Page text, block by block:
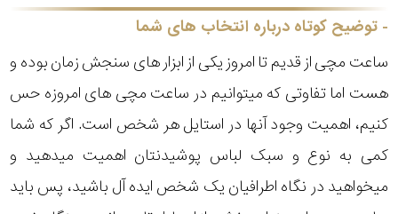
توضیح کوتاه درباره انتخاب های شما
ساعت مچی از قدیم تا امروز یکی از ابزار های سنجش زمان بوده و
هست اما تفاوتی که میتوانیم در ساعت مچی های امروزه حس
کنیم، اهمیت وجود آنها در استایل هر شخص است. اگر که شما
کمی به نوع و سبک لباس پوشیدنتان اهمیت میدهید و
میخواهید در نگاه اطرافیان یک شخص ایده آل باشید، پس باید